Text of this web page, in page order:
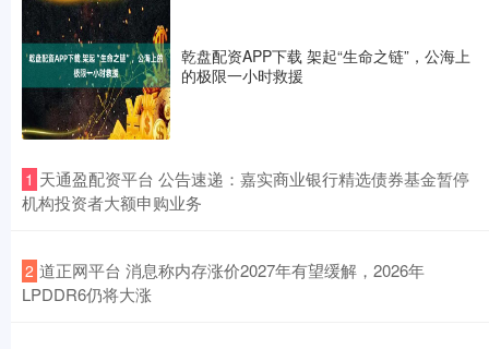
乾盘配资APP下载 架起“生命之链”，公海上
的极限一小时救援
1 ​天通盈配资平台 公告速递：嘉实商业银行精选债券基金暂停
机构投资者大额申购业务
2 ​道正网平台 消息称内存涨价2027年有望缓解，2026年
LPDDR6仍将大涨